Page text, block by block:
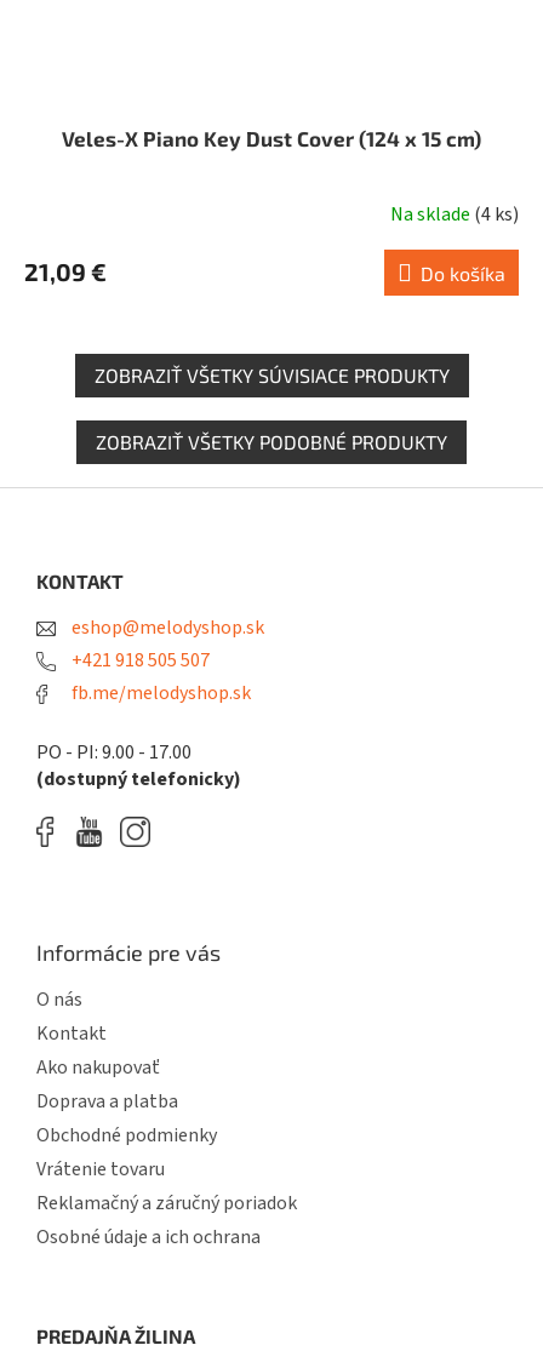
Veles-X Piano Key Dust Cover (124 x 15 cm)
Na sklade (4 ks)
21,09 € Do košíka
ZOBRAZIŤ VŠETKY SÚVISIACE PRODUKTY
ZOBRAZIŤ VŠETKY PODOBNÉ PRODUKTY
KONTAKT
eshop@melodyshop.sk
+421 918 505 507
fb.me/melodyshop.sk
PO - PI: 9.00 - 17.00
(dostupný telefonicky)
Informácie pre vás
O nás
Kontakt
Ako nakupovať
Doprava a platba
Obchodné podmienky
Vrátenie tovaru
Reklamačný a záručný poriadok
Osobné údaje a ich ochrana
PREDAJŇA ŽILINA